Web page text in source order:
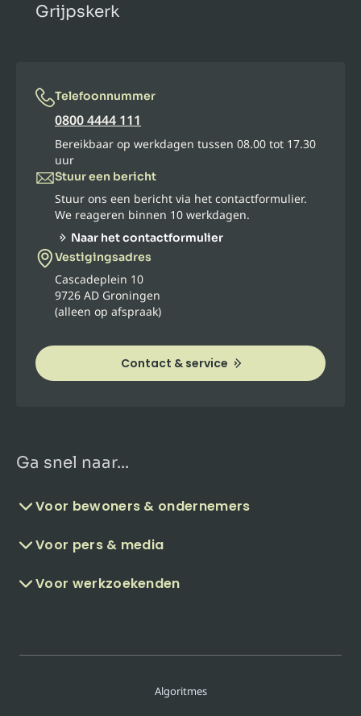
Grijpskerk
Telefoonnummer
0800 4444 111
Bereikbaar op werkdagen tussen 08.00 tot 17.30
uur
Stuur een bericht
Stuur ons een bericht via het contactformulier.
We reageren binnen 10 werkdagen.
Naar het contactformulier
Vestigingsadres
Cascadeplein 10
9726 AD Groningen
(alleen op afspraak)
Contact & service
Ga snel naar...
Voor bewoners & ondernemers
Voor pers & media
Voor werkzoekenden
Algoritmes